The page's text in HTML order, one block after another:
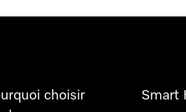
choisir
Smart